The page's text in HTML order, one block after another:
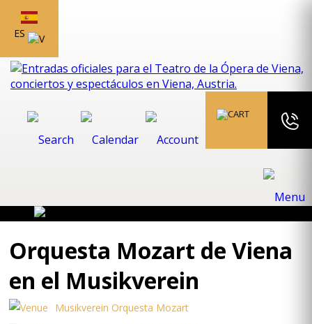
ES
Orquesta Mozart de Viena
en el Musikverein
Musikverein Orquesta Mozart